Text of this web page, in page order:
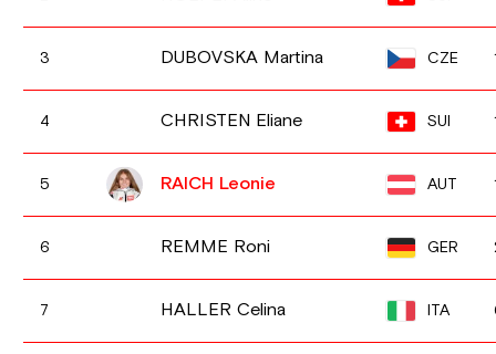
3 DUBOVSKA Martina CZE
4 CHRISTEN Eliane SUI
5 RAICH Leonie AUT
6 REMME Roni GER
7 HALLER Celina ITA